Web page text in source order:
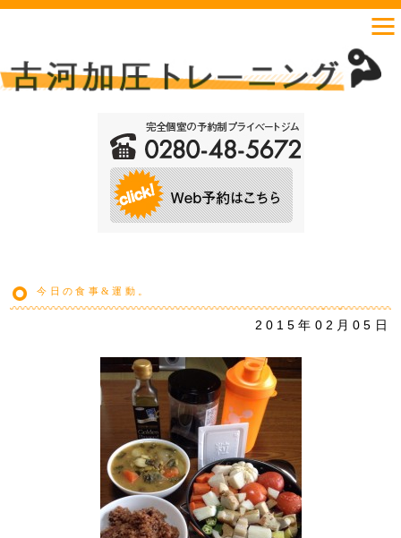
今日の食事&運動。
2015年02月05日